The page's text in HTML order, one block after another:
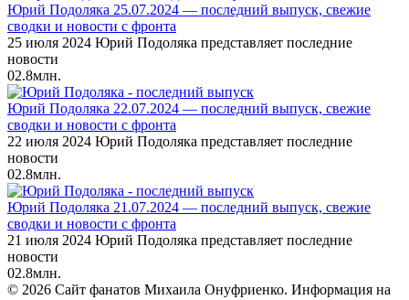
Юрий Подоляка 25.07.2024 — последний выпуск, свежие
сводки и новости с фронта
25 июля 2024 Юрий Подоляка представляет последние
новости
02.8млн.
Юрий Подоляка 22.07.2024 — последний выпуск, свежие
сводки и новости с фронта
22 июля 2024 Юрий Подоляка представляет последние
новости
02.8млн.
Юрий Подоляка 21.07.2024 — последний выпуск, свежие
сводки и новости с фронта
21 июля 2024 Юрий Подоляка представляет последние
новости
02.8млн.
© 2026 Сайт фанатов Михаила Онуфриенко. Информация на